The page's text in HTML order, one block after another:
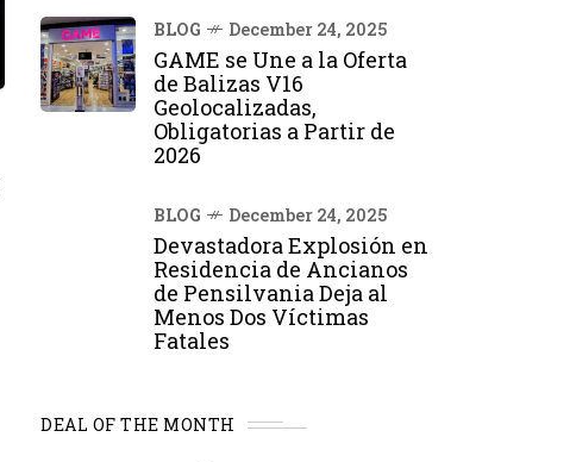
BLOG December 24, 2025
GAME se Une a la Oferta
de Balizas V16
Geolocalizadas,
Obligatorias a Partir de
2026
BLOG December 24, 2025
Devastadora Explosión en
Residencia de Ancianos
de Pensilvania Deja al
Menos Dos Víctimas
Fatales
DEAL OF THE MONTH